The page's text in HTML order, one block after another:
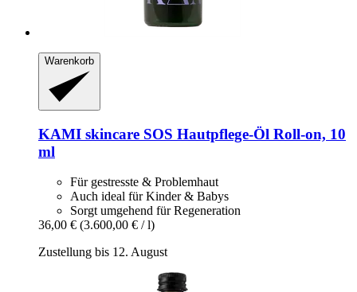
Warenkorb
KAMI skincare SOS Hautpflege-​Öl Roll-​on, 10
ml
Für gestresste & Problemhaut
Auch ideal für Kinder & Babys
Sorgt umgehend für Regeneration
36,00 € (3.600,00 € / l)
Zustellung bis 12. August